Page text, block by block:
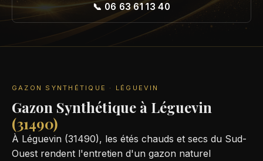
📞 06 63 61 13 40
GAZON SYNTHÉTIQUE · LÉGUEVIN
Gazon Synthétique à Léguevin
(31490)
À Léguevin (31490), les étés chauds et secs du Sud-
Ouest rendent l'entretien d'un gazon naturel